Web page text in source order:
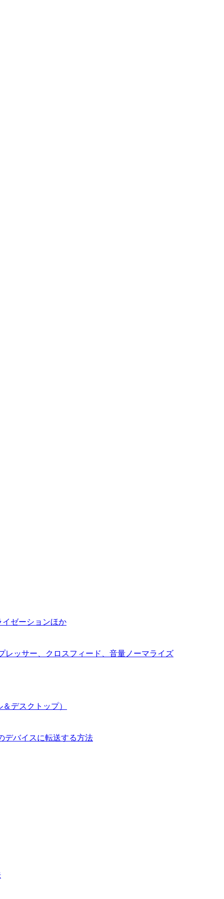
イゼーションほか
レッサー、クロスフィード、音量ノーマライズ
デスクトップ）
デバイスに転送する方法